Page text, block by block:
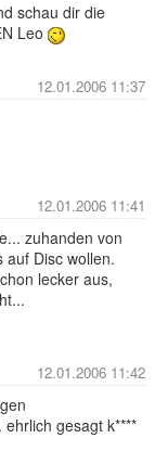
schau dir die
Leo
12.01.2006 11:37
12.01.2006 11:41
zuhanden von
auf Disc wollen.
lecker aus,
12.01.2006 11:42
gesagt k****